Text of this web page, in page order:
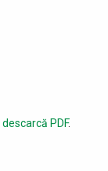
descarcă PDF.